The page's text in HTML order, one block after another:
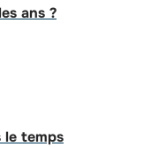
ans ?
le temps